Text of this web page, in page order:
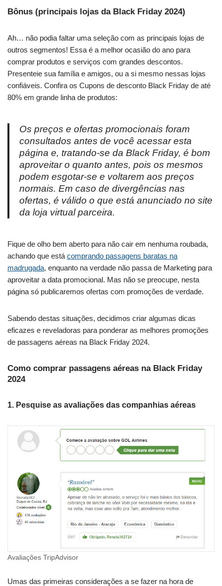
Bônus (principais lojas da Black Friday 2024)
Ah… não podia faltar uma seleção com as principais lojas de
outros segmentos! Essa é a melhor ocasião do ano para
comprar produtos e serviços com grandes descontos.
Presenteie sua família e amigos, ou a si mesmo nessas lojas
confiáveis. Confira os Cupons de desconto Black Friday de até
80% em grande linha de produtos:
Os preços e ofertas promocionais foram
consultados antes de você acessar esta
página e, tratando-se da Black Friday, é bom
aproveitar o quanto antes, pois os mesmos
podem esgotar-se e voltarem aos preços
normais. Em caso de divergências nas
ofertas, é válido o que está anunciado no site
da loja virtual parceira.
Fique de olho bem aberto para não cair em nenhuma roubada,
achando que está comprando passagens baratas na
madrugada, enquanto na verdade não passa de Marketing para
aproveitar a data promocional. Mas não se preocupe, nesta
página só publicaremos ofertas com promoções de verdade.
Sabendo destas situações, decidimos criar algumas dicas
eficazes e reveladoras para ponderar as melhores promoções
de passagens aéreas na Black Friday 2024.
Como comprar passagens aéreas na Black Friday
2024
1. Pesquise as avaliações das companhias aéreas
Avaliações TripAdvisor
Umas das primeiras considerações a se fazer na hora de